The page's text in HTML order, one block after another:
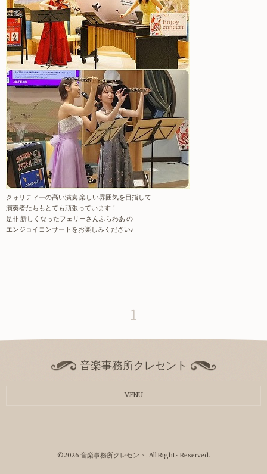
クォリティーの高い演奏 楽しい雰囲気を目指して
演奏者たちもとても頑張っています！
是非 新しくなったフェリーさんふらわあ の
エンジョイコンサートをお楽しみください♪
1
音楽事務所クレセント
MENU
©2026 音楽事務所クレセント . All Rights Reserved.